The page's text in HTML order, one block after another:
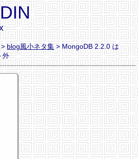
>blog風小ネタ集> MongoDB 2.2.0 は
外